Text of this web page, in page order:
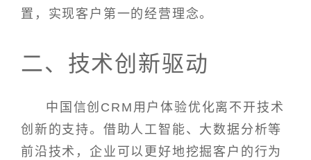
置，实现客户第一的经营理念。
二、技术创新驱动
中国信创CRM用户体验优化离不开技术
创新的支持。借助人工智能、大数据分析等
前沿技术，企业可以更好地挖掘客户的行为